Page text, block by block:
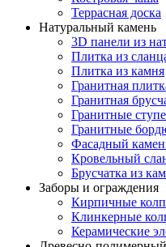
Террасная доска
Натуральный камень
3D панели из
Плитка из
Плитка из камня
Гранитная
Гранитная
Гранитные
Гранитные
Фасадный
Кровельный
Брусчатка из
Заборы и ограждения
Кирпичные
Клинкерные
Керамические